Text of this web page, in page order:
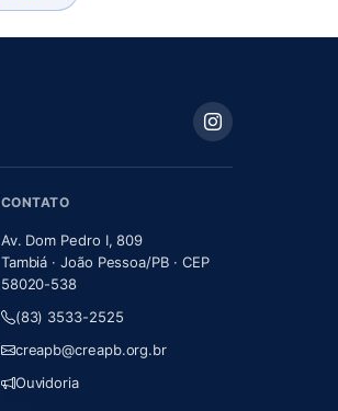
CONTATO
Av. Dom Pedro I, 809
Tambiá · João Pessoa/PB · CEP
58020-538
(83) 3533-2525
creapb@creapb.org.br
Ouvidoria